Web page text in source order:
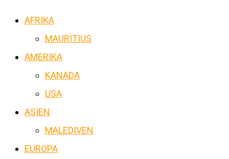
AFRIKA
MAURITIUS
AMERIKA
KANADA
USA
ASIEN
MALEDIVEN
EUROPA